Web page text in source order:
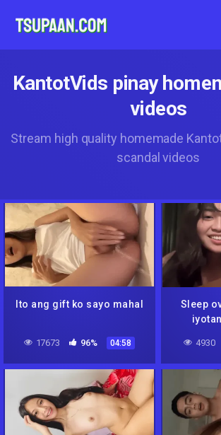
KantotVids pinay
videos
Stream high quality homemade
scandal videos
Ito ang gift ko sayo mahal
17673 96% 04:58
Sleep
4930